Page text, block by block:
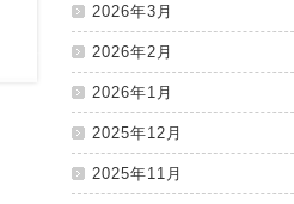
2026年3月
2026年2月
2026年1月
2025年12月
2025年11月